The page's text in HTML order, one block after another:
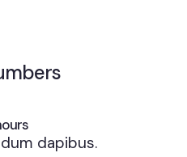
dapibus.